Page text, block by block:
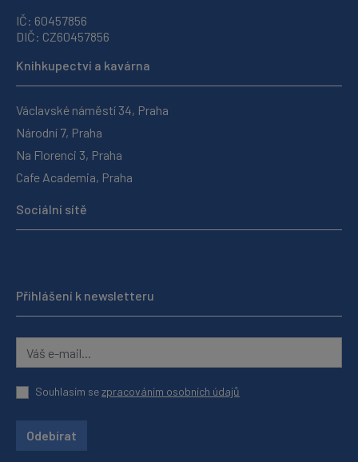
IČ: 60457856
DIČ: CZ60457856
Knihkupectví a kavárna
Václavské náměstí 34, Praha
Národní 7, Praha
Na Florenci 3, Praha
Cafe Academia, Praha
Sociální sítě
Přihlášení k newsletteru
Souhlasím sezpracováním osobních údajů
Odebírat